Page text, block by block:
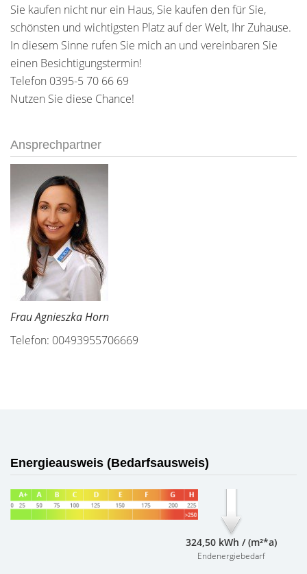
Sie kaufen nicht nur ein Haus, Sie kaufen den für Sie,
schönsten und wichtigsten Platz auf der Welt, Ihr Zuhause.
In diesem Sinne rufen Sie mich an und vereinbaren Sie
einen Besichtigungstermin!
Telefon 0395-5 70 66 69
Nutzen Sie diese Chance!
Ansprechpartner
Frau Agnieszka Horn
Telefon: 00493955706669
Energieausweis (Bedarfsausweis)
324,50 kWh / (m²*a)
Endenergiebedarf